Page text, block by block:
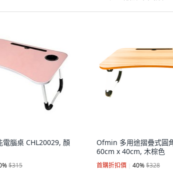
電腦桌 CHL20029, 顏
%$315
Ofmin 多用途摺疊式圓
60cm x 40cm, 木棕色
首購折扣價 40%$328